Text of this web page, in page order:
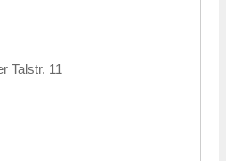
Talstr. 11